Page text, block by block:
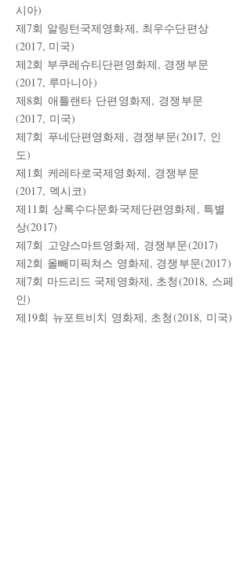
시아)
제7회 알링턴국제영화제, 최우수단편상
(2017, 미국)
제2회 부쿠레슈티단편영화제, 경쟁부문
(2017, 루마니아)
제8회 애틀랜타 단편영화제, 경쟁부문
(2017, 미국)
제7회 푸네단편영화제, 경쟁부문(2017, 인
도)
제1회 케레타로국제영화제, 경쟁부문
(2017, 멕시코)
제11회 상록수다문화국제단편영화제, 특별
상(2017)
제7회 고양스마트영화제, 경쟁부문(2017)
제2회 올빼미픽쳐스 영화제, 경쟁부문(2017)
​제7회 마드리드 국제영화제, 초청(2018, 스페
인)
​제19회 뉴포트비치 영화제, 초청(2018, 미국)